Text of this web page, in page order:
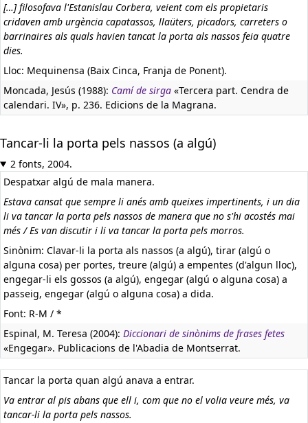
[…] filosofava l'Estanislau Corbera, veient com els propietaris
cridaven amb urgència capatassos, llaüters, picadors, carreters o
barrinaires als quals havien tancat la porta als nassos feia quatre
dies.
Lloc: Mequinensa (Baix Cinca, Franja de Ponent).
Moncada, Jesús (1988): Camí de sirga «Tercera part. Cendra de
calendari. IV», p. 236. Edicions de la Magrana.
Tancar-li la porta pels nassos (a algú)
2 fonts, 2004.
Despatxar algú de mala manera.
Estava cansat que sempre li anés amb queixes impertinents, i un dia
li va tancar la porta pels nassos de manera que no s'hi acostés mai
més / Es van discutir i li va tancar la porta pels morros.
Sinònim: Clavar-li la porta als nassos (a algú), tirar (algú o
alguna cosa) per portes, treure (algú) a empentes (d'algun lloc),
engegar-li els gossos (a algú), engegar (algú o alguna cosa) a
passeig, engegar (algú o alguna cosa) a dida.
Font: R-M / *
Espinal, M. Teresa (2004): Diccionari de sinònims de frases fetes
«Engegar». Publicacions de l'Abadia de Montserrat.
Tancar la porta quan algú anava a entrar.
Va entrar al pis abans que ell i, com que no el volia veure més, va
tancar-li la porta pels nassos.